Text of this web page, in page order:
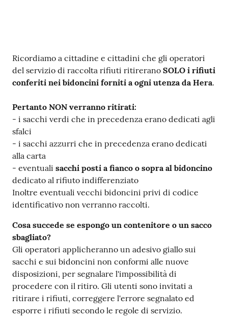
Contenuto
Ricordiamo a cittadine e cittadini che gli operatori
del servizio di raccolta rifiuti ritirerano SOLO i rifiuti
conferiti nei bidoncini forniti a ogni utenza da Hera.
Pertanto NON verranno ritirati:
- i sacchi verdi che in precedenza erano dedicati agli
sfalci
- i sacchi azzurri che in precedenza erano dedicati
alla carta
- eventuali sacchi posti a fianco o sopra al bidoncino
dedicato al rifiuto indifferenziato
Inoltre eventuali vecchi bidoncini privi di codice
identificativo non verranno raccolti.
Cosa succede se espongo un contenitore o un sacco
sbagliato?
Gli operatori applicheranno un adesivo giallo sui
sacchi e sui bidoncini non conformi alle nuove
disposizioni, per segnalare l'impossibilità di
procedere con il ritiro. Gli utenti sono invitati a
ritirare i rifiuti, correggere l'errore segnalato ed
esporre i rifiuti secondo le regole di servizio.